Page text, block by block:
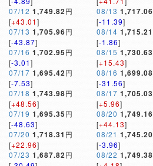
07/12 1,749.82円
[+43.01]
07/13 1,705.96円
[-43.87]
07/16 1,702.95円
[-3.01]
07/17 1,695.42円
[-7.53]
07/18 1,743.98円
[+48.56]
07/19 1,695.35円
[-48.63]
07/20 1,718.31 円
[+22.96]
07/23 1,687.82円
08/13 1,717.06
[-11.39]
08/14 1,715.21
[-1.86]
08/15 1,730.63
[+15.43]
08/16 1,699.08
[-31.56]
08/17 1,705.03
[+5.96]
08/20 1,749.16
[+44.13]
08/21 1,745.20
[-3.96]
08/22 1,749.38